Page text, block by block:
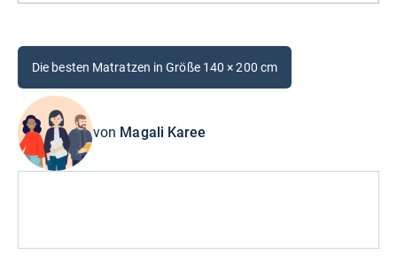
Die besten Matratzen in Größe 140 × 200 cm
von Magali Karee